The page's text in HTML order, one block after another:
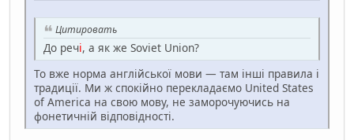
Цитировать
До речі, а як же Soviet Union?
То вже норма англійської мови — там інші правила і
традиції. Ми ж спокійно перекладаємо United States
of America на свою мову, не заморочуючись на
фонетичній відповідності.